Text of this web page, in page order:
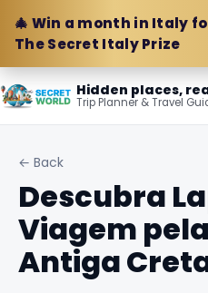
🎄 Win a month in Italy
The Secret Italy Prize
Hidden places,
Trip Planner & Travel
← Back
Descubra
Viagem
Antiga